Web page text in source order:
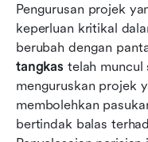
Pengurusan projek
keperluan kritikal
berubah dengan
tangkas telah muncul
menguruskan projek
membolehkan
bertindak balas
sekilas pandang
Ulasan
penjejakan projek
Memilih perisian
sesuai untuk anda